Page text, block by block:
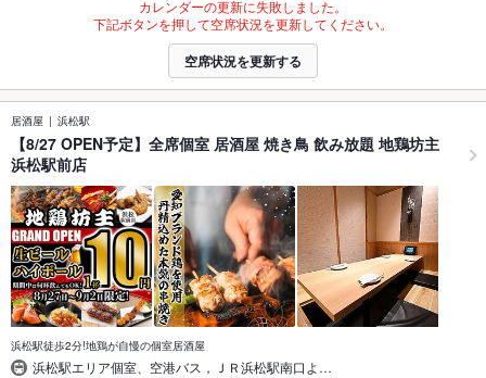
カレンダーの更新に失敗しました。
下記ボタンを押して空席状況を更新してください。
空席状況を更新する
居酒屋 浜松駅
【8/27 OPEN予定】全席個室 居酒屋 焼き鳥 飲み放題 地鶏坊主
浜松駅前店
浜松駅徒歩2分!地鶏が自慢の個室居酒屋
浜松駅エリア個室、空港バス，ＪＲ浜松駅南口よ…